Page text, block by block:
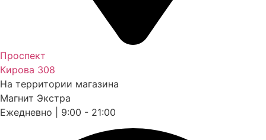
Проспект
Кирова 308
На территории магазина
Магнит Экстра
Ежедневно | 9:00 - 21:00